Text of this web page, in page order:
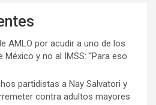
AMLO por acudir a uno de los
y no al IMSS: “Para eso
partidistas a Nay Salvatori y
contra adultos mayores